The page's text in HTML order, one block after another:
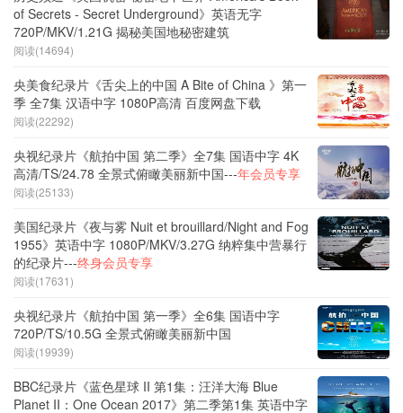
of Secrets - Secret Underground》英语无字
720P/MKV/1.21G 揭秘美国地秘密建筑
阅读(14694)
央美食纪录片《舌尖上的中国 A Bite of China 》第一
季 全7集 汉语中字 1080P高清 百度网盘下载
阅读(22292)
央视纪录片《航拍中国 第二季》全7集 国语中字 4K
高清/TS/24.78 全景式俯瞰美丽新中国---年会员专享
阅读(25133)
美国纪录片《夜与雾 Nuit et brouillard/Night and Fog
1955》英语中字 1080P/MKV/3.27G 纳粹集中营暴行
的纪录片---终身会员专享
阅读(17631)
央视纪录片《航拍中国 第一季》全6集 国语中字
720P/TS/10.5G 全景式俯瞰美丽新中国
阅读(19939)
BBC纪录片《蓝色星球 II 第1集：汪洋大海 Blue
Planet II：One Ocean 2017》第二季第1集 英语中字